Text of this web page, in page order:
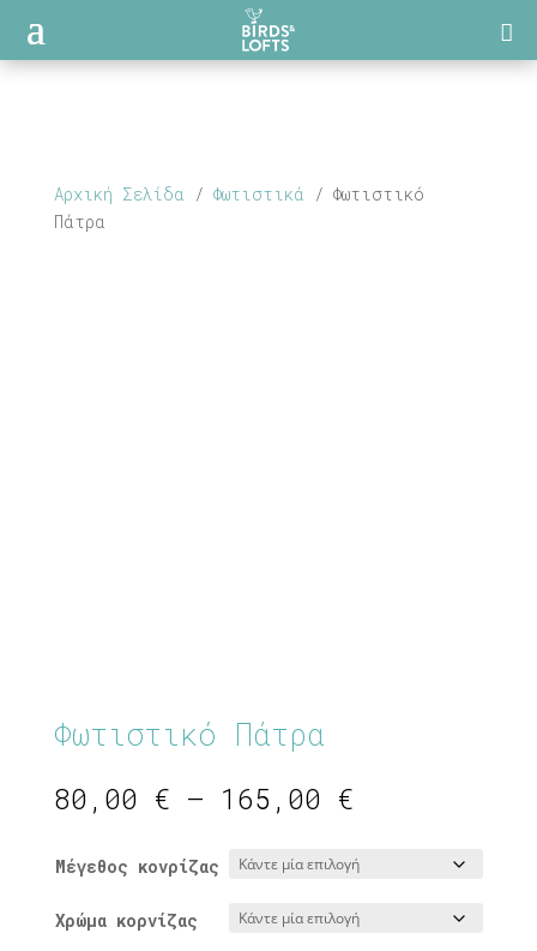
Αρχική Σελίδα / Φωτιστικά / Φωτιστικό
Πάτρα
Φωτιστικό Πάτρα
80,00 € – 165,00 €Price
80,00 €
through
165,00 €
Μέγεθος κονρίζας
Χρώμα κορνίζας